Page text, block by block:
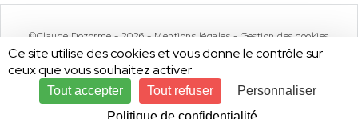
©Claude Dozorme - 2026 - Mentions légales - Gestion des cookies
Design by
Ce site utilise des cookies et vous donne le contrôle sur
ceux que vous souhaitez activer
Tout accepter Tout refuser
Personnaliser
Politique de confidentialité